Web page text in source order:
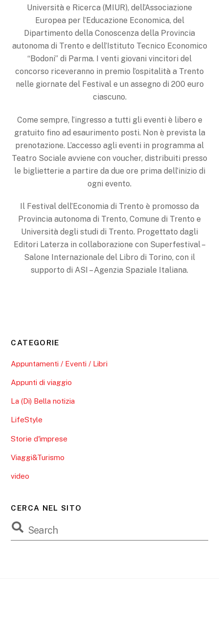
Università e Ricerca (MIUR), dell’Associazione
Europea per l’Educazione Economica, del
Dipartimento della Conoscenza della Provincia
autonoma di Trento e dell’Istituto Tecnico Economico
“Bodoni” di Parma. I venti giovani vincitori del
concorso riceveranno in premio l’ospitalità a Trento
nelle giornate del Festival e un assegno di 200 euro
ciascuno.
Come sempre, l’ingresso a tutti gli eventi è libero e
gratuito fino ad esaurimento posti. Non è prevista la
prenotazione. L’accesso agli eventi in programma al
Teatro Sociale avviene con voucher, distribuiti presso
le biglietterie a partire da due ore prima dell’inizio di
ogni evento.
Il Festival dell’Economia di Trento è promosso da
Provincia autonoma di Trento, Comune di Trento e
Università degli studi di Trento. Progettato dagli
Editori Laterza in collaborazione con Superfestival –
Salone Internazionale del Libro di Torino, con il
supporto di ASI – Agenzia Spaziale Italiana.
CATEGORIE
Appuntamenti / Eventi / Libri
Appunti di viaggio
La (Di) Bella notizia
LifeStyle
Storie d'imprese
Viaggi&Turismo
video
CERCA NEL SITO